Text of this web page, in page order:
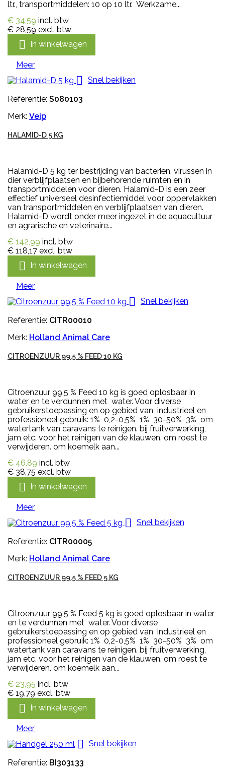
ltr., transportmiddelen: 10 op 10 ltr. Werkzame...
€ 34,59 incl. btw
€ 28,59 excl. btw
 In winkelwagen
Meer
 Snel bekijken
Referentie: S080103
Merk: Veip
HALAMID-D 5 KG
Halamid-D 5 kg ter bestrijding van bacteriën, virussen in
dier verblijfplaatsen en bijbehorende ruimten en in
transportmiddelen voor dieren. Halamid-D is een zeer
effectief universeel desinfectiemiddel voor oppervlakken
van transportmiddelen en verblijfplaatsen van dieren.
Halamid-D wordt onder meer ingezet in de aquacultuur
en agrarische en veterinaire...
€ 142,99 incl. btw
€ 118,17 excl. btw
 In winkelwagen
Meer
 Snel bekijken
Referentie: CITR00010
Merk: Holland Animal Care
CITROENZUUR 99.5 % FEED 10 KG
Citroenzuur 99.5 % Feed 10 kg is goed oplosbaar in
water en te verdunnen met water. Voor diverse
gebruikerstoepassing en op gebied van industrieel en
professioneel gebruik: 1% 0,2-0,5% 1% 30-50% 3% om
watertank van caravans te reinigen. bij fruitverwerking,
jam etc. voor het reinigen van de klauwen. om roest te
verwijderen. om koemelk aan...
€ 46,89 incl. btw
€ 38,75 excl. btw
 In winkelwagen
Meer
 Snel bekijken
Referentie: CITR00005
Merk: Holland Animal Care
CITROENZUUR 99.5 % FEED 5 KG
Citroenzuur 99.5 % Feed 5 kg is goed oplosbaar in water
en te verdunnen met water. Voor diverse
gebruikerstoepassing en op gebied van industrieel en
professioneel gebruik: 1% 0,2-0,5% 1% 30-50% 3% om
watertank van caravans te reinigen. bij fruitverwerking,
jam etc. voor het reinigen van de klauwen. om roest te
verwijderen. om koemelk aan...
€ 23,95 incl. btw
€ 19,79 excl. btw
 In winkelwagen
Meer
 Snel bekijken
Referentie: BI303133